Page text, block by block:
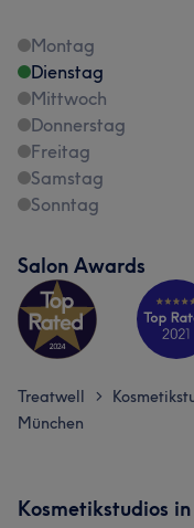
Montag
Dienstag
Mittwoch
Donnerstag
Freitag
Samstag
Sonntag
Salon Awards
Treatwell >
München
Kosmetikstudios